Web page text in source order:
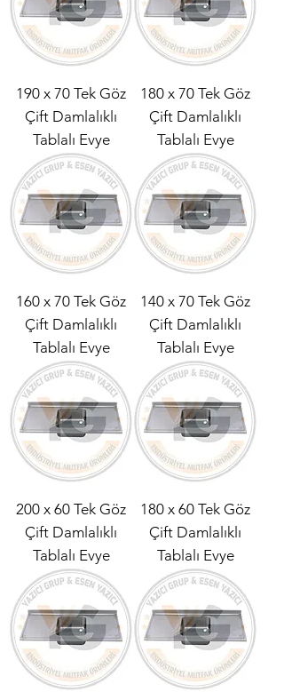
190 x 70 Tek Göz
Çift Damlalıklı
Tablalı Evye
180 x 70 Tek Göz
Çift Damlalıklı
Tablalı Evye
160 x 70 Tek Göz
Çift Damlalıklı
Tablalı Evye
140 x 70 Tek Göz
Çift Damlalıklı
Tablalı Evye
200 x 60 Tek Göz
Çift Damlalıklı
Tablalı Evye
180 x 60 Tek Göz
Çift Damlalıklı
Tablalı Evye